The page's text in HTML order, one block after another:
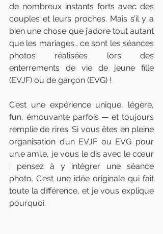
de nombreux instants forts avec des
couples et leurs proches. Mais s’il y a
bien une chose que j’adore tout autant
que les mariages… ce sont les séances
photos réalisées lors des
enterrements de vie de jeune fille
(EVJF) ou de garçon (EVG) !
C’est une expérience unique, légère,
fun, émouvante parfois — et toujours
remplie de rires. Si vous êtes en pleine
organisation d’un EVJF ou EVG pour
un.e ami.e, je vous le dis avec le cœur
: pensez à y intégrer une séance
photo. C’est une idée originale qui fait
toute la différence, et je vous explique
pourquoi.